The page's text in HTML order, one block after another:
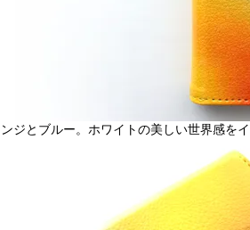
ジとブルー。ホワイトの美しい世界感を